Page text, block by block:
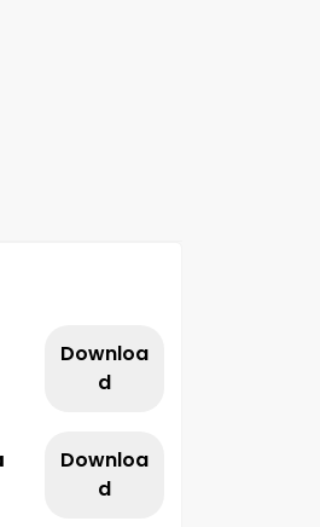
Downloa
d
Downloa
d